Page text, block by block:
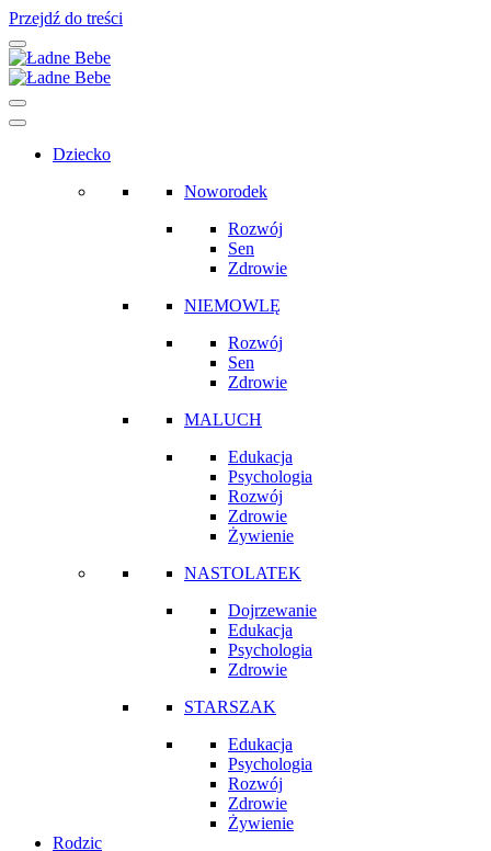
Przejdź do treści
Main
Navigation
Dziecko
Noworodek
Rozwój
Sen
Zdrowie
NIEMOWLĘ
Rozwój
Sen
Zdrowie
MALUCH
Edukacja
Psychologia
Rozwój
Zdrowie
Żywienie
NASTOLATEK
Dojrzewanie
Edukacja
Psychologia
Zdrowie
STARSZAK
Edukacja
Psychologia
Rozwój
Zdrowie
Żywienie
Rodzic